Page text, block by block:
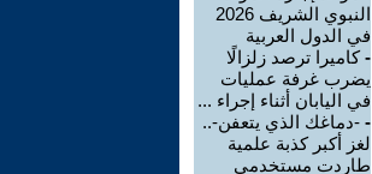
النبوي الشريف 2026
في الدول العربية
-كاميرا ترصد زلزالًا
يضرب غرفة عمليات
في اليابان أثناء إجراء ...
- -دماغك الذي يتعفن-..
لغز أكبر كذبة علمية
طاردت مستخدمي